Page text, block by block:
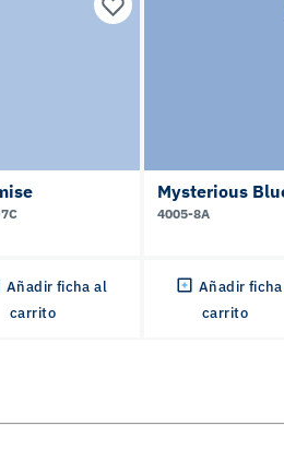
Añadir ficha al
carrito
Mysterious
4005-8A
Añadir
carrito